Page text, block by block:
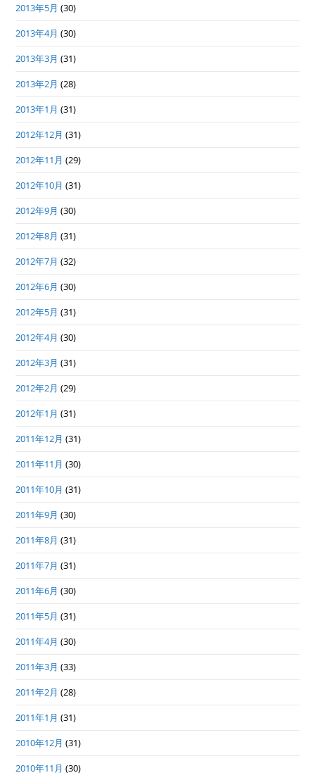
2013年5月 (30)
2013年4月 (30)
2013年3月 (31)
2013年2月 (28)
2013年1月 (31)
2012年12月 (31)
2012年11月 (29)
2012年10月 (31)
2012年9月 (30)
2012年8月 (31)
2012年7月 (32)
2012年6月 (30)
2012年5月 (31)
2012年4月 (30)
2012年3月 (31)
2012年2月 (29)
2012年1月 (31)
2011年12月 (31)
2011年11月 (30)
2011年10月 (31)
2011年9月 (30)
2011年8月 (31)
2011年7月 (31)
2011年6月 (30)
2011年5月 (31)
2011年4月 (30)
2011年3月 (33)
2011年2月 (28)
2011年1月 (31)
2010年12月 (31)
2010年11月 (30)